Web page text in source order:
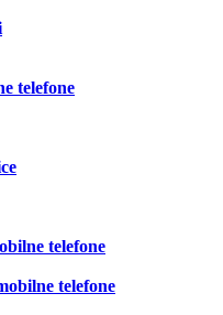
telefone
telefone
telefone